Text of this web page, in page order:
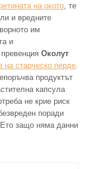
ретината на окото , те
и вредните
им
и
Околут
на старческо перде
продуктът
капсула
не крие риск
поради
Ето защо няма данни